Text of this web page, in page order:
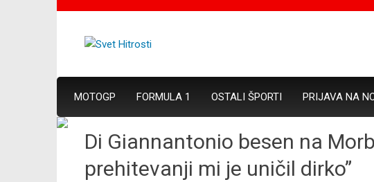
MOTOGP FORMULA 1 OSTALI ŠPORTI PRIJAVA NA
Di Giannantonio besen na
prehitevanji mi je uničil dirko”